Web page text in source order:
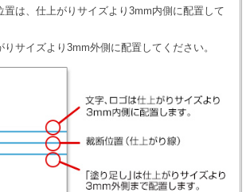
置は、仕上がりサイズより3mm内側に配置して
サイズより3mm外側に配置してください。